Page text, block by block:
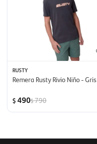
RUSTY
Remera Rusty Rivio Niño - Gris
$490$790